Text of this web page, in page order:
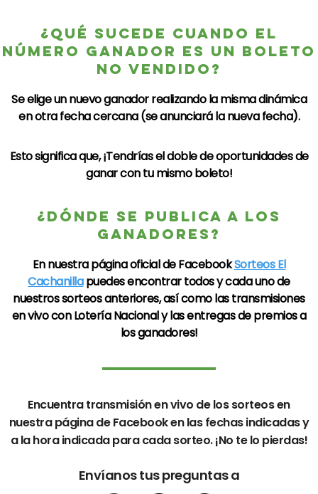
¿QUÉ SUCEDE CUANDO EL
NÚMERO GANADOR ES UN BOLETO
NO VENDIDO?
Se elige un nuevo ganador realizando la misma dinámica
en otra fecha cercana (se anunciará la nueva fecha).
Esto significa que, ¡Tendrías el doble de oportunidades de
ganar con tu mismo boleto!
¿DÓNDE SE PUBLICA A LOS
GANADORES?
En nuestra página oficial deFacebookSorteos El
Cachanillapuedes encontrar todos y cada uno de
nuestros sorteos anteriores, así como las transmisiones
en vivo con Lotería Nacionaly las entregas de premios a
los ganadores!
Encuentra transmisión en vivo de los sorteos en
nuestra página deFacebooken las fechas indicadas y
a la hora indicada para cada sorteo. ¡No te lo pierdas!
Envíanos tus preguntas a